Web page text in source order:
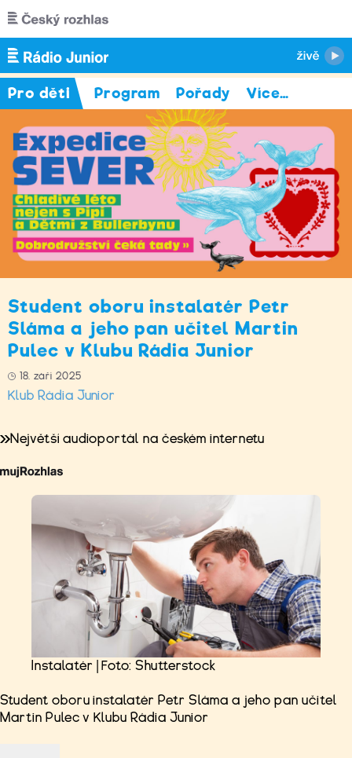
Přejít k hlavnímu obsahu
Pro děti Program Pořady Více…
Student oboru instalatér Petr
Sláma a jeho pan učitel Martin
Pulec v Klubu Rádia Junior
18. září 2025
Klub Rádia Junior
Největší audioportál na českém internetu
Instalatér | Foto: Shutterstock
Student oboru instalatér Petr Sláma a jeho pan učitel
Martin Pulec v Klubu Rádia Junior